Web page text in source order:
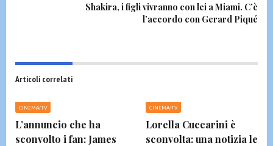
Shakira, i figli vivranno con lei a Miami. C’è
l’accordo con Gerard Piqué
Articoli correlati
CINEMA/TV
L’annuncio che ha
sconvolto i fan: James
CINEMA/TV
Lorella Cuccarini è
sconvolta: una notizia le